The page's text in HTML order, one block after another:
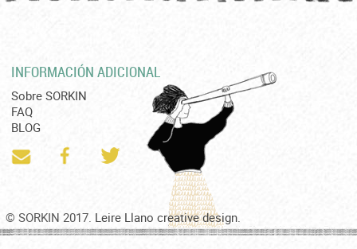
INFORMACIÓN ADICIONAL
Sobre SORKIN
FAQ
BLOG
© SORKIN 2017. Leire Llano creative design.